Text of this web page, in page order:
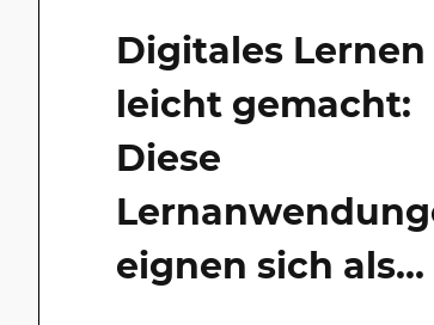
Unser 1000°
DIGITAL
Jahresrückblick
2023
Digitales Lernen
leicht gemacht:
Diese
eignen sich als